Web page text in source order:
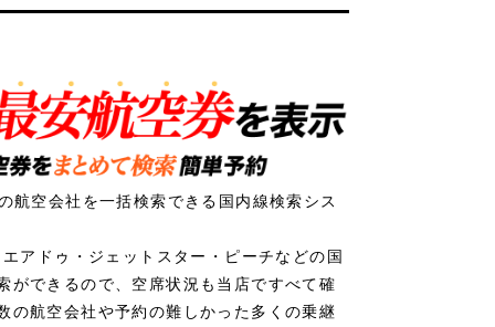
航空会社を一括検索できる国内線検索シス
アドゥ・ジェットスター・ピーチなどの国
ができるので、空席状況も当店ですべて確
の航空会社や予約の難しかった多くの乗継